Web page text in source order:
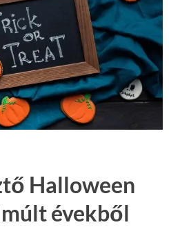
Halloween
évekből